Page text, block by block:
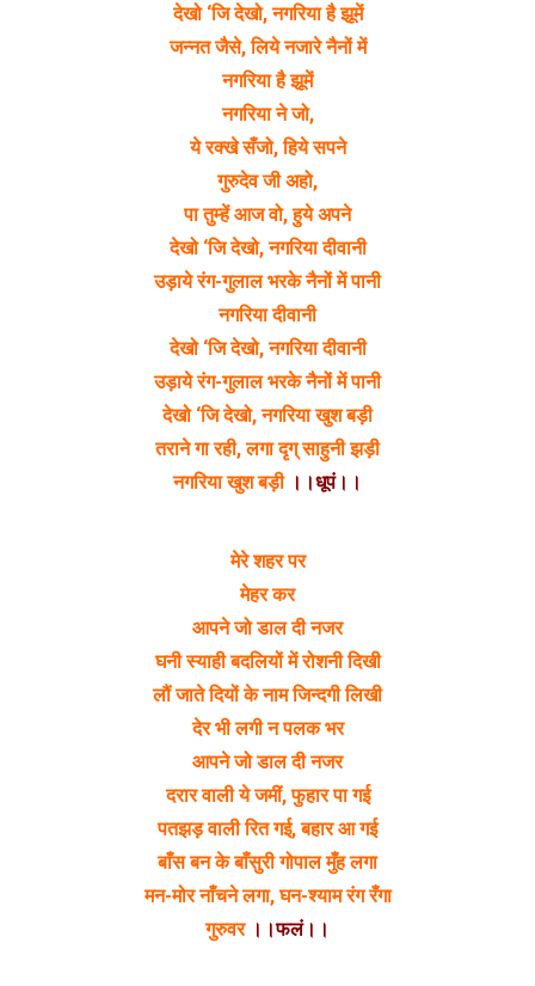
देखो ‘जि देखो, नगरिया है झूमें
जन्नत जैसे, लिये नजारे नैनों में
नगरिया है झूमें
नगरिया ने जो,
ये रक्खे सँजो, हिये सपने
गुरुदेव जी अहो,
पा तुम्हें आज वो, हुये अपने
देखो ‘जि देखो, नगरिया दीवानी
उड़ाये रंग-गुलाल भरके नैनों में पानी
नगरिया दीवानी
देखो ‘जि देखो, नगरिया दीवानी
उड़ाये रंग-गुलाल भरके नैनों में पानी
देखो ‘जि देखो, नगरिया खुश बड़ी
तराने गा रही, लगा दृग् साहुनी झड़ी
नगरिया खुश बड़ी ।।धूपं।।
मेरे शहर पर
मेहर कर
आपने जो डाल दी नजर
घनी स्याही बदलियों में रोशनी दिखी
लौं जाते दियों के नाम जिन्दगी लिखी
देर भी लगी न पलक भर
आपने जो डाल दी नजर
दरार वाली ये जमीं, फुहार पा गई
पतझड़ वाली रित गई, बहार आ गई
बाँस बन के बाँसुरी गोपाल मुँह लगा
मन-मोर नाँचने लगा, घन-श्याम रंग रँगा
गुरुवर ।।फलं।।